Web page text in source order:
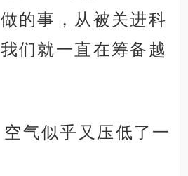
的事，从被关进科
们就一直在筹备越
气似乎又压低了一